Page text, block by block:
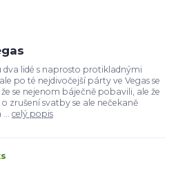
dva lidé s naprosto protikladnými
po té nejdivočejší párty ve Vegas se
se nejenom báječně pobavili, ale že
zrušení svatby se ale nečekaně
celý popis